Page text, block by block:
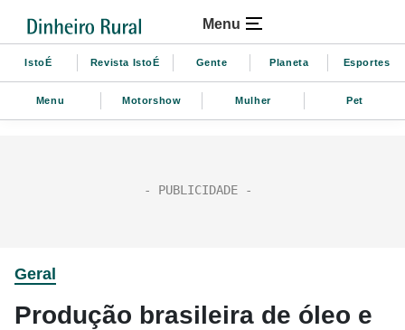
Menu
IstoÉ Revista IstoÉ Gente Planeta Esportes
Menu Motorshow Mulher Pet
Geral
Produção brasileira de óleo e